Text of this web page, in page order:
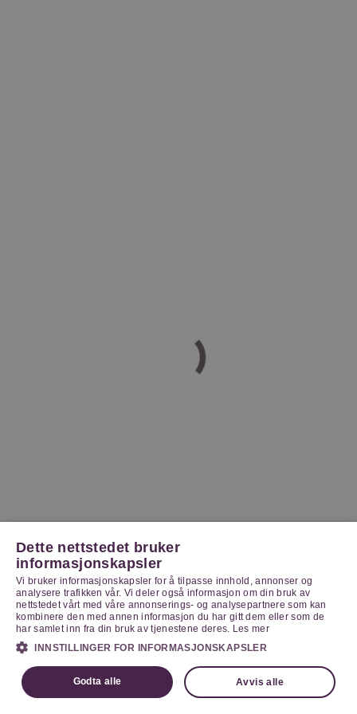
Dette nettstedet bruker
informasjonskapsler
Vi bruker informasjonskapsler for å tilpasse innhold, annonser og
analysere trafikken vår. Vi deler også informasjon om din bruk av
nettstedet vårt med våre annonserings- og analysepartnere som kan
kombinere den med annen informasjon du har gitt dem eller som de
har samlet inn fra din bruk av tjenestene deres. Les mer
INNSTILLINGER FOR INFORMASJONSKAPSLER
Godta alle Avvis alle